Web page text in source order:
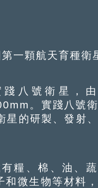
顆航天育種衛星
號衛星，由
。實踐八號
星的研製、發射
、棉、油、蔬
和微生物等材料